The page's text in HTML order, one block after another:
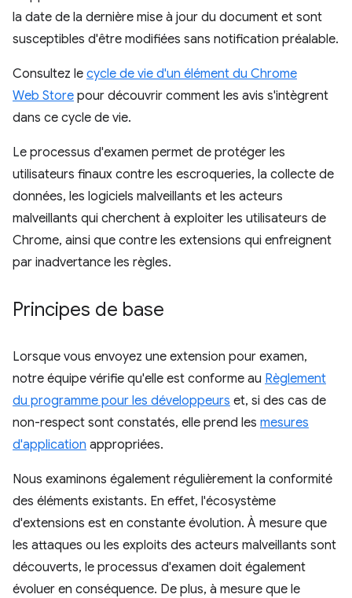
la date de la dernière mise à jour du document et sont
susceptibles d'être modifiées sans notification préalable.
Consultez le cycle de vie d'un élément du Chrome
Web Store pour découvrir comment les avis s'intègrent
dans ce cycle de vie.
Le processus d'examen permet de protéger les
utilisateurs finaux contre les escroqueries, la collecte de
données, les logiciels malveillants et les acteurs
malveillants qui cherchent à exploiter les utilisateurs de
Chrome, ainsi que contre les extensions qui enfreignent
par inadvertance les règles.
Principes de base
Lorsque vous envoyez une extension pour examen,
notre équipe vérifie qu'elle est conforme au Règlement
du programme pour les développeurs et, si des cas de
non-respect sont constatés, elle prend les mesures
d'application appropriées.
Nous examinons également régulièrement la conformité
des éléments existants. En effet, l'écosystème
d'extensions est en constante évolution. À mesure que
les attaques ou les exploits des acteurs malveillants sont
découverts, le processus d'examen doit également
évoluer en conséquence. De plus, à mesure que le